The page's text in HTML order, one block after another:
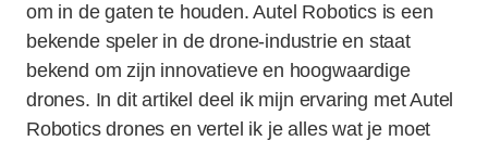
om in de gaten te houden. Autel Robotics is een
bekende speler in de drone-industrie en staat
bekend om zijn innovatieve en hoogwaardige
drones. In dit artikel deel ik mijn ervaring met Autel
Robotics drones en vertel ik je alles wat je moet